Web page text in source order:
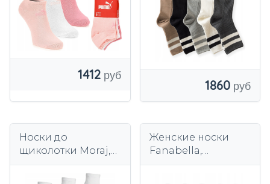
1412
1860
Носки до
щиколотки Moraj,
Женские носки
Fanabella,